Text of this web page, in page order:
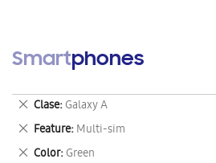
Smartphones
Clase Galaxy A
Eliminar
este
artículo
Feature Multi-sim
Eliminar
este
Color Green
Eliminar